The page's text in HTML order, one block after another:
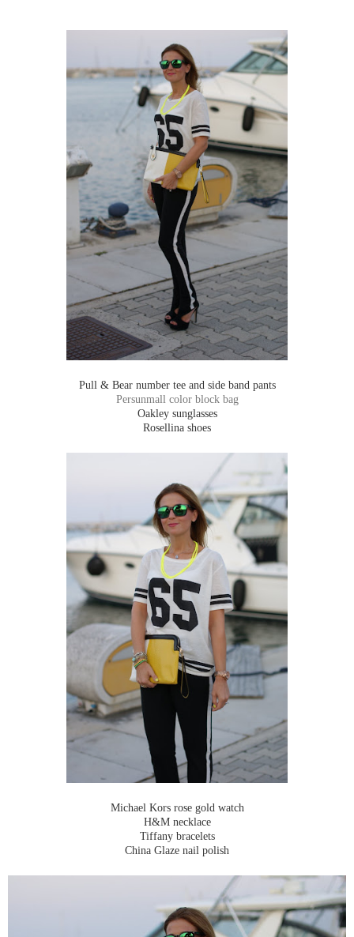
Pull & Bear number tee and side band pants
Persunmall color block bag
Oakley sunglasses
Rosellina shoes
Michael Kors rose gold watch
H&M necklace
Tiffany bracelets
China Glaze nail polish